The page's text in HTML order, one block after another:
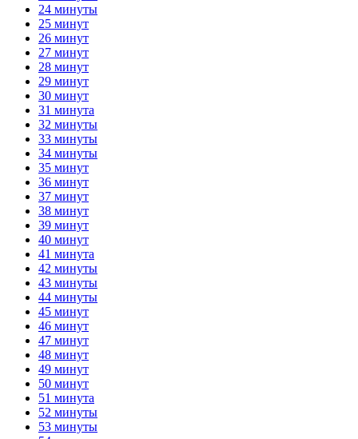
24 минуты
25 минут
26 минут
27 минут
28 минут
29 минут
30 минут
31 минута
32 минуты
33 минуты
34 минуты
35 минут
36 минут
37 минут
38 минут
39 минут
40 минут
41 минута
42 минуты
43 минуты
44 минуты
45 минут
46 минут
47 минут
48 минут
49 минут
50 минут
51 минута
52 минуты
53 минуты